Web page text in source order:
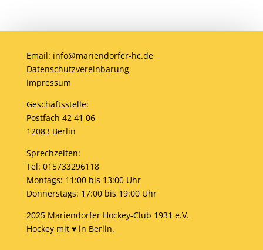
Email: info@mariendorfer-hc.de
Datenschutzvereinbarung
Impressum
Geschäftsstelle:
Postfach 42 41 06
12083 Berlin
Sprechzeiten:
Tel: 015733296118
Montags: 11:00 bis 13:00 Uhr
Donnerstags: 17:00 bis 19:00 Uhr
2025 Mariendorfer Hockey-Club 1931 e.V.
Hockey mit ♥ in Berlin.